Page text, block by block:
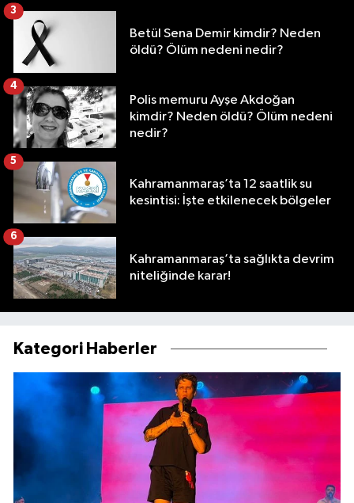
Betül Sena Demir kimdir? Neden
öldü? Ölüm nedeni nedir?
3
Polis memuru Ayşe Akdoğan
kimdir? Neden öldü? Ölüm nedeni
nedir?
4
Kahramanmaraş’ta 12 saatlik su
kesintisi: İşte etkilenecek bölgeler
5
Kahramanmaraş’ta sağlıkta devrim
niteliğinde karar!
6
Kategori Haberler